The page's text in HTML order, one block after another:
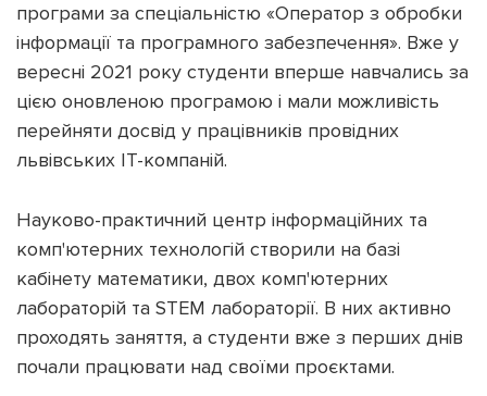
програми за спеціальністю «Оператор з обробки
інформації та програмного забезпечення». Вже у
вересні 2021 року студенти вперше навчались за
цією оновленою програмою і мали можливість
перейняти досвід у працівників провідних
львівських ІТ-компаній.
Науково-практичний центр інформаційних та
комп'ютерних технологій створили на базі
кабінету математики, двох комп'ютерних
лабораторій та STEM лабораторії. В них активно
проходять заняття, а студенти вже з перших днів
почали працювати над своїми проєктами.